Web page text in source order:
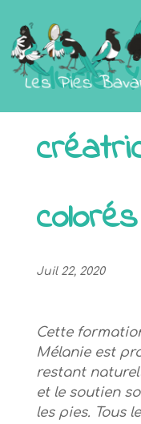
Muriel
colorés
Juil 22, 2020
Cette
Mélanie est
restant
et le soutien
les pies. Tous